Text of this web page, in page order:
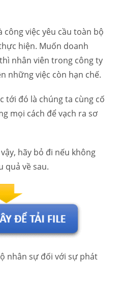
công việc yêu cầu toàn bộ
hiện. Muốn doanh
nhân viên trong công ty
những việc còn hạn chế.
tới đó là chúng ta cùng cố
mọi cách để vạch ra sơ
hãy bỏ đi nếu không
quả về sau.
nhân sự đối với sự phát